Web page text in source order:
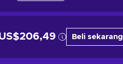
Beli sekarang